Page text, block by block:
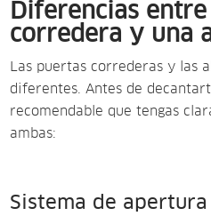
Diferencias
corredera y una
Las puertas correderas y las
diferentes. Antes de
recomendable que tengas
ambas:
Sistema de apertura